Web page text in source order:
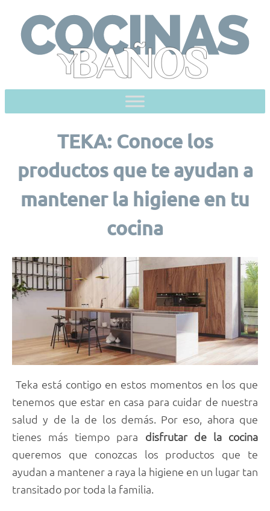
content
TEKA: Conoce los
productos que te ayudan a
mantener la higiene en tu
cocina
Teka está contigo en estos momentos en los que
tenemos que estar en casa para cuidar de nuestra
salud y de la de los demás. Por eso, ahora que
tienes más tiempo para disfrutar de la cocina
queremos que conozcas los productos que te
ayudan a mantener a raya la higiene en un lugar tan
transitado por toda la familia.